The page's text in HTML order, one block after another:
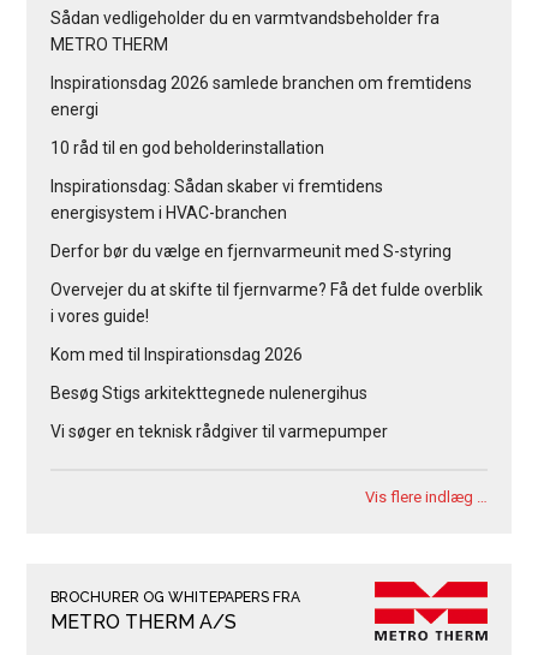
Sådan vedligeholder du en varmtvandsbeholder fra
METRO THERM
Inspirationsdag 2026 samlede branchen om fremtidens
energi
10 råd til en god beholderinstallation
Inspirationsdag: Sådan skaber vi fremtidens
energisystem i HVAC-branchen
Derfor bør du vælge en fjernvarmeunit med S-styring
Overvejer du at skifte til fjernvarme? Få det fulde overblik
i vores guide!
Kom med til Inspirationsdag 2026
Besøg Stigs arkitekttegnede nulenergihus
Vi søger en teknisk rådgiver til varmepumper
Vis flere indlæg …
BROCHURER OG WHITEPAPERS FRA
METRO THERM A/S